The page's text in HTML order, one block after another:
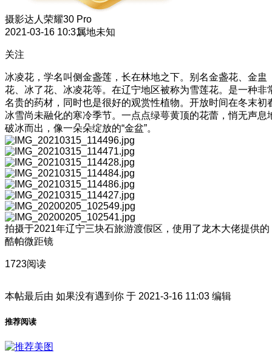
摄影达人 荣耀30 Pro
2021-03-16 10:31属地未知
关注
冰凌花，学名叫侧金盏莲，长在林地之下。别名金盏花、金盅
花、冰了花、冰凌花等。在辽宁地区被称为雪莲花。是一种非
名贵的药材，同时也是很好的观赏性植物。开放时间在冬末初
冰雪尚未融化的寒冷季节。一点点绿萼黄顶的花蕾，悄无声息
破冰而出，像一朵朵绽放的“金盆”。
拍摄于2021年辽宁三块石旅游渡假区，使用了龙木大佬提供的
酷帕微距镜
1723阅读
本帖最后由 如果没有遇到你 于 2021-3-16 11:03 编辑
推荐阅读